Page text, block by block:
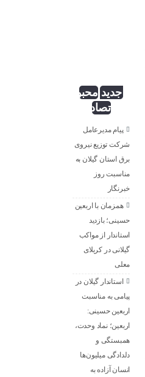
جدید محبوب
تصادفی
پیام مدیرعامل
شركت توزیع نیروی
برق استان گیلان به
مناسبت روز
خبرنگار ‌
همزمان با اربعین
حسینی؛ بازدید
استاندار از مواکب
گیلانی در کربلای
معلی
استاندار گیلان در
پیامی به مناسبت
اربعین حسینی:
اربعین؛ نماد وحدت،
همبستگی و
دلدادگی میلیون‌ها
انسان آزاده به